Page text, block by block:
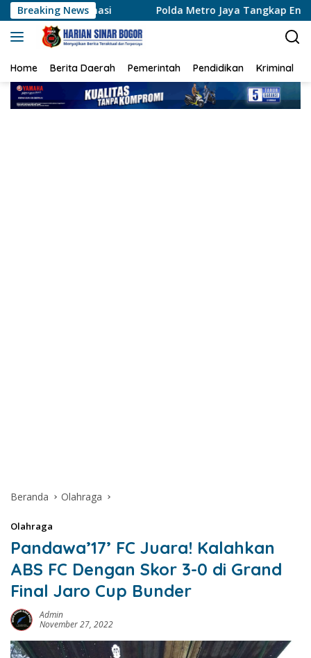
Langsung
ke
konten
Breaking NewsPolda Metro Jaya Tangkap Enam Pelaku Curas
Home Berita Daerah Pemerintah Pendidikan Kriminal
Beranda Olahraga
Olahraga
Pandawa’17’ FC Juara! Kalahkan
ABS FC Dengan Skor 3-0 di Grand
Final Jaro Cup Bunder
Admin
November 27, 2022